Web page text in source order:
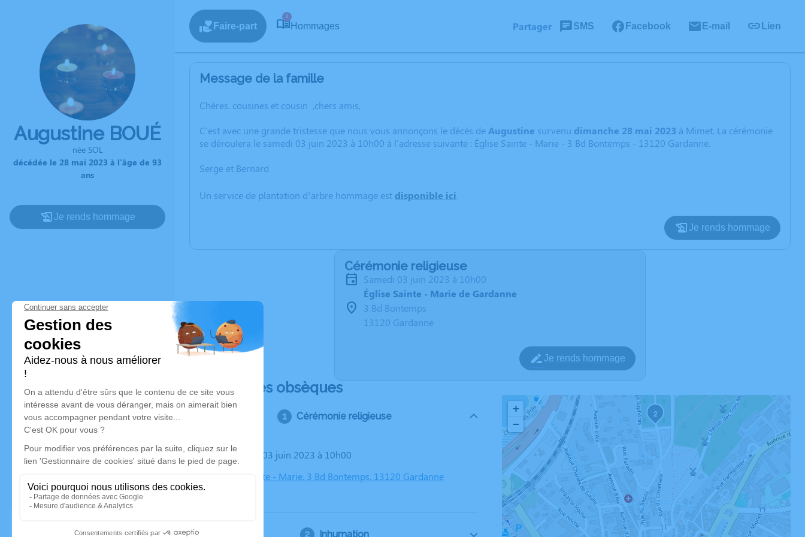
Augustine BOUÉ
née SOL
décédée le 28 mai 2023 à l'âge de 93
ans
Je rends hommage
Faire-part
2
Hommages Partager SMS Facebook E-mail Lien
Message de la famille
Chères. cousines et cousin ,chers amis,
C'est avec une grande tristesse que nous vous annonçons le décès de Augustine survenu dimanche 28 mai 2023 à Mimet. La cérémonie
se déroulera le samedi 03 juin 2023 à 10h00 à l'adresse suivante : Église Sainte - Marie - 3 Bd Bontemps - 13120 Gardanne.
Serge et Bernard
Un service de plantation d’arbre hommage est disponible ici.
Je rends hommage
Cérémonie religieuse
samedi 03 juin 2023 à 10h00
Église Sainte - Marie de Gardanne
3 Bd Bontemps
13120 Gardanne
Je rends hommage
Déroulé des obsèques
Cérémonie religieuse
Le samedi 03 juin 2023 à 10h00
Église Sainte - Marie, 3 Bd Bontemps, 13120 Gardanne
Inhumation
2
+
−